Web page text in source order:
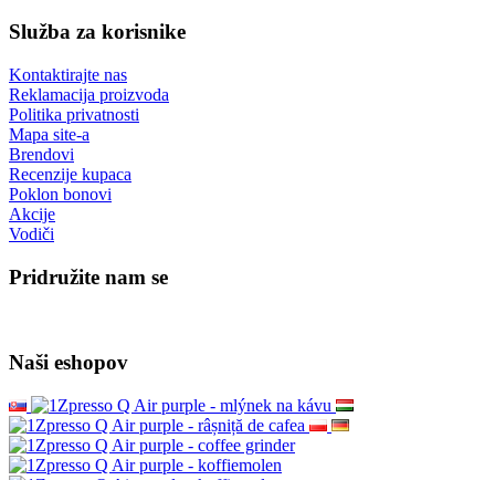
Služba za korisnike
Kontaktirajte nas
Reklamacija proizvoda
Politika privatnosti
Mapa site-a
Brendovi
Recenzije kupaca
Poklon bonovi
Akcije
Vodiči
Pridružite nam se
Naši eshopov